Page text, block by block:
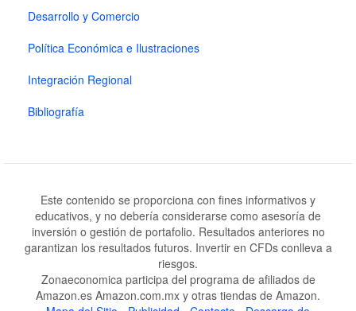
Desarrollo y Comercio
Política Económica e Ilustraciones
Integración Regional
Bibliografía
Este contenido se proporciona con fines informativos y
educativos, y no debería considerarse como asesoría de
inversión o gestión de portafolio. Resultados anteriores no
garantizan los resultados futuros. Invertir en CFDs conlleva a
riesgos.
Zonaeconomica participa del programa de afiliados de
Amazon.es Amazon.com.mx y otras tiendas de Amazon.